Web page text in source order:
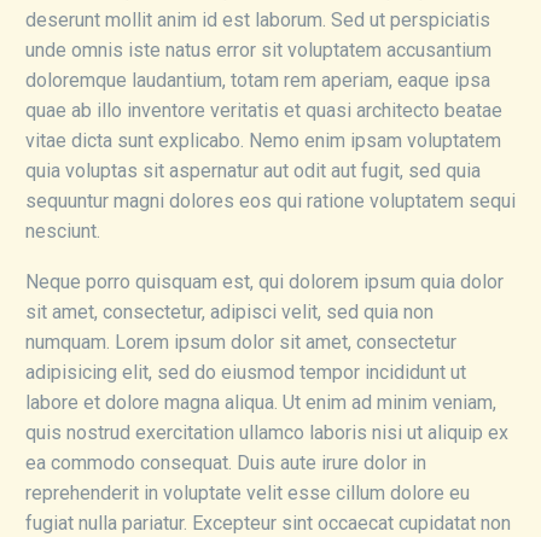
deserunt mollit anim id est laborum. Sed ut perspiciatis
unde omnis iste natus error sit voluptatem accusantium
doloremque laudantium, totam rem aperiam, eaque ipsa
quae ab illo inventore veritatis et quasi architecto beatae
vitae dicta sunt explicabo. Nemo enim ipsam voluptatem
quia voluptas sit aspernatur aut odit aut fugit, sed quia
sequuntur magni dolores eos qui ratione voluptatem sequi
nesciunt.
Neque porro quisquam est, qui dolorem ipsum quia dolor
sit amet, consectetur, adipisci velit, sed quia non
numquam. Lorem ipsum dolor sit amet, consectetur
adipisicing elit, sed do eiusmod tempor incididunt ut
labore et dolore magna aliqua. Ut enim ad minim veniam,
quis nostrud exercitation ullamco laboris nisi ut aliquip ex
ea commodo consequat. Duis aute irure dolor in
reprehenderit in voluptate velit esse cillum dolore eu
fugiat nulla pariatur. Excepteur sint occaecat cupidatat non